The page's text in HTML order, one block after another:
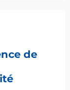
de